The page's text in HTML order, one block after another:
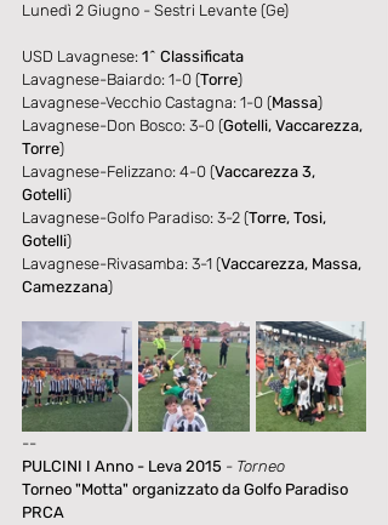
Lunedì 2 Giugno - Sestri Levante (Ge)
USD Lavagnese: 1^ Classificata
Lavagnese-Baiardo: 1-0 (Torre)
Lavagnese-Vecchio Castagna: 1-0 (Massa)
Lavagnese-Don Bosco: 3-0 (Gotelli, Vaccarezza,
Torre)
Lavagnese-Felizzano: 4-0 (Vaccarezza 3,
Gotelli)
Lavagnese-Golfo Paradiso: 3-2 (Torre, Tosi,
Gotelli)
Lavagnese-Rivasamba: 3-1 (Vaccarezza, Massa,
Camezzana)
--
PULCINI I Anno - Leva 2015 - Torneo
Torneo "Motta" organizzato da Golfo Paradiso
PRCA